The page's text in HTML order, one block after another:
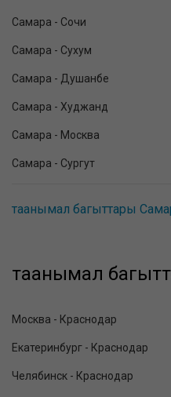
Самара - Сочи
Самара - Сухум
Самара - Душанбе
Самара - Худжанд
Самара - Москва
Самара - Сургут
таанымал багыттары
таанымал
Москва - Краснодар
Екатеринбург - Краснодар
Челябинск - Краснодар